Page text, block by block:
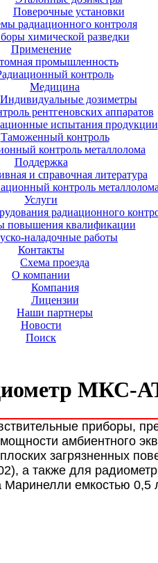
Поверочные установки
радиационного контроля
химической разведки
Применение
промышленность
контроль
Медицина
Индивидуальные дозиметры
рентгеновских аппаратов
испытания продукции
Таможенный контроль
контроль металлолома
Поддержка
и справочная литература
контроль металлолома
Услуги
радиационного
повышения квалификации
наладочные работы
Контакты
Схема проезда
О компании
Компания
Лицензии
Наши партнеры
Новости
Поиск
МКС-
приборы,
амбиентного
загрязненных
, а также для
Маринелли емкостью 0,5